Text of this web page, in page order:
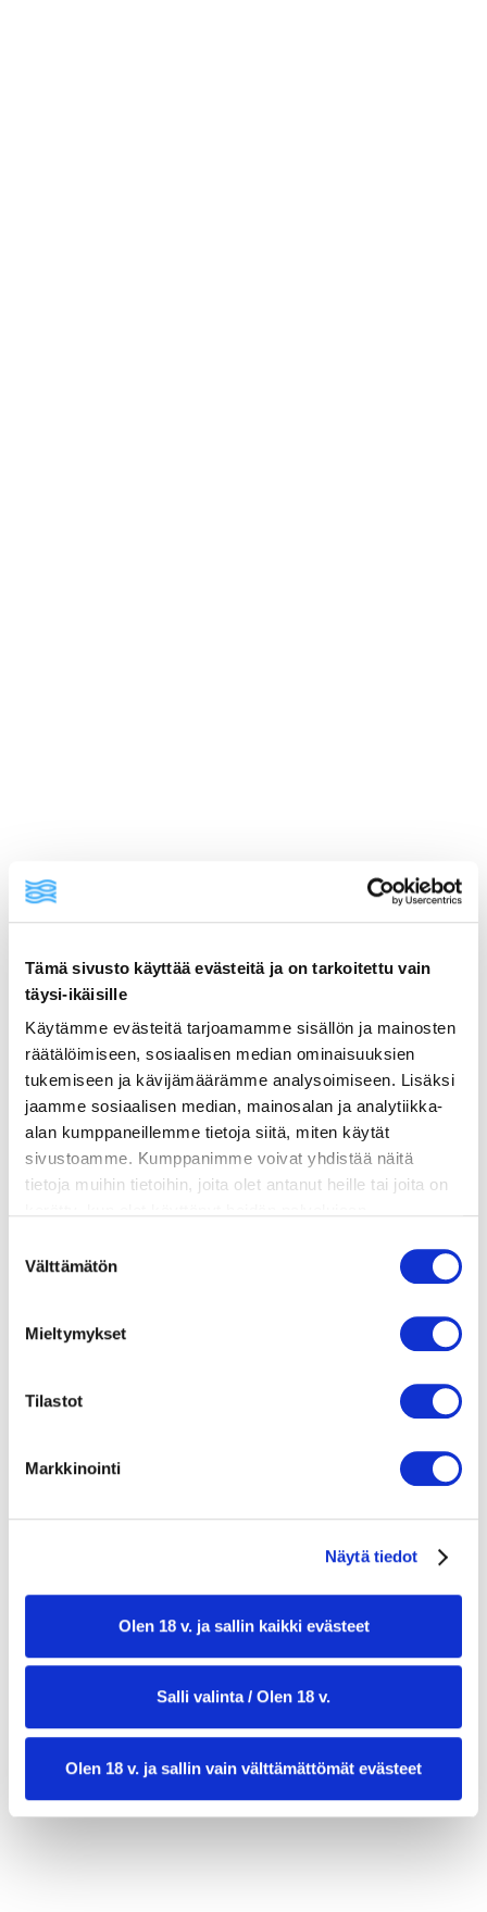
Tämä sivusto käyttää evästeitä ja on tarkoitettu vain
täysi-ikäisille
Käytämme evästeitä tarjoamamme sisällön ja mainosten
räätälöimiseen, sosiaalisen median ominaisuuksien
tukemiseen ja kävijämäärämme analysoimiseen. Lisäksi
jaamme sosiaalisen median, mainosalan ja analytiikka-
alan kumppaneillemme tietoja siitä, miten käytät
sivustoamme. Kumppanimme voivat yhdistää näitä
tietoja muihin tietoihin, joita olet antanut heille tai joita on
tai vanhempi. Vahvista ikäsi käyttääksesi sivustoa.
valinta
Välttämätön
Mieltymykset
Tilastot
Markkinointi
Näytä tiedot
Olen 18 v. ja sallin kaikki evästeet
Salli valinta / Olen 18 v.
Olen 18 v. ja sallin vain välttämättömät evästeet
valmistusohje
lisätietoja
1 sipuli
½ dl öljyä
70 g tomaattipyreetä
2 laakerinlehteä
hapankaalin lientä tai etikkaa
tuoretta kirveliä ja persiljaa
sitruunalohkoja
valmistusaika:30 min
annosmäärä:4